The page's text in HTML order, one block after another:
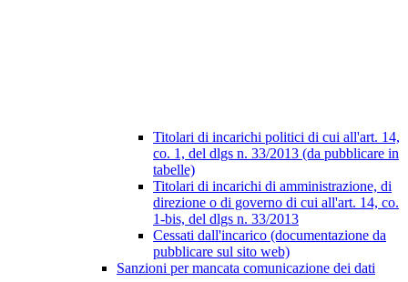
Titolari di incarichi politici di cui all'art. 14,
co. 1, del dlgs n. 33/2013 (da pubblicare in
tabelle)
Titolari di incarichi di amministrazione, di
direzione o di governo di cui all'art. 14, co.
1-bis, del dlgs n. 33/2013
Cessati dall'incarico (documentazione da
pubblicare sul sito web)
Sanzioni per mancata comunicazione dei dati